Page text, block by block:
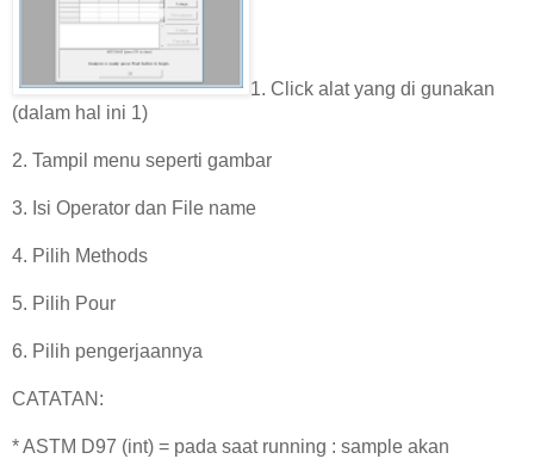
1. Click alat yang di gunakan
(dalam hal ini 1)
2. Tampil menu seperti gambar
3. Isi Operator dan File name
4. Pilih Methods
5. Pilih Pour
6. Pilih pengerjaannya
CATATAN:
* ASTM D97 (int) = pada saat running : sample akan